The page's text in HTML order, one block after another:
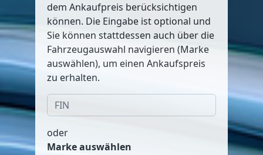
dem Ankaufpreis berücksichtigen
können. Die Eingabe ist optional und
Sie können stattdessen auch über die
Fahrzeugauswahl navigieren (Marke
auswählen), um einen Ankaufspreis
zu erhalten.
oder
Marke auswählen